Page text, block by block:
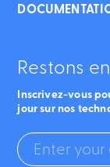
Restons
Inscrivez-vous
jour sur nos